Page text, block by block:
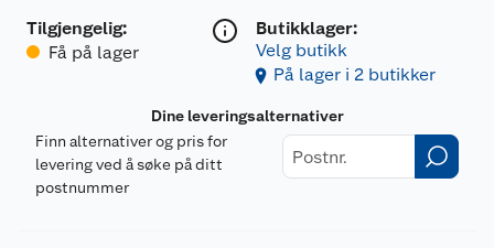
Tilgjengelig:
Få på lager
Butikklager:
Velg butikk
På lager i 2 butikker
Dine leveringsalternativer
Finn alternativer og pris for
levering ved å søke på ditt
postnummer